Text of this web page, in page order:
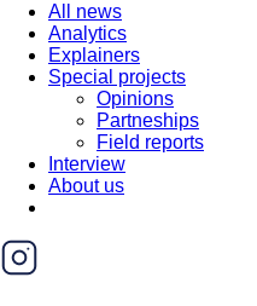
All news
Analytics
Explainers
Special projects
Opinions
Partneships
Field reports
Interview
About us